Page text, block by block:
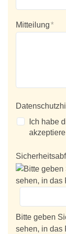
Mitteilung*
Ich habe
Bitte geben
sehen, in das